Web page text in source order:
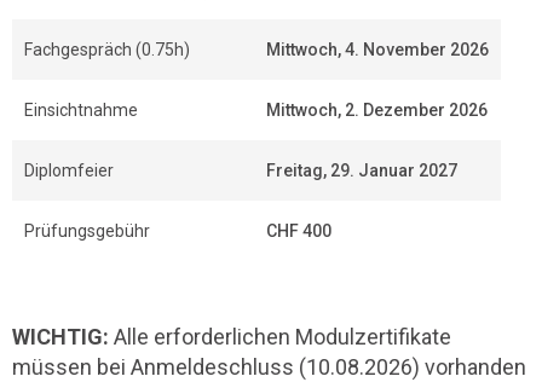
Fachgespräch (0.75h) Mittwoch, 4. November 2026
Einsichtnahme Mittwoch, 2. Dezember 2026
Diplomfeier Freitag, 29. Januar 2027
Prüfungsgebühr CHF 400
WICHTIG: Alle erforderlichen Modulzertifikate
müssen bei Anmeldeschluss (10.08.2026) vorhanden